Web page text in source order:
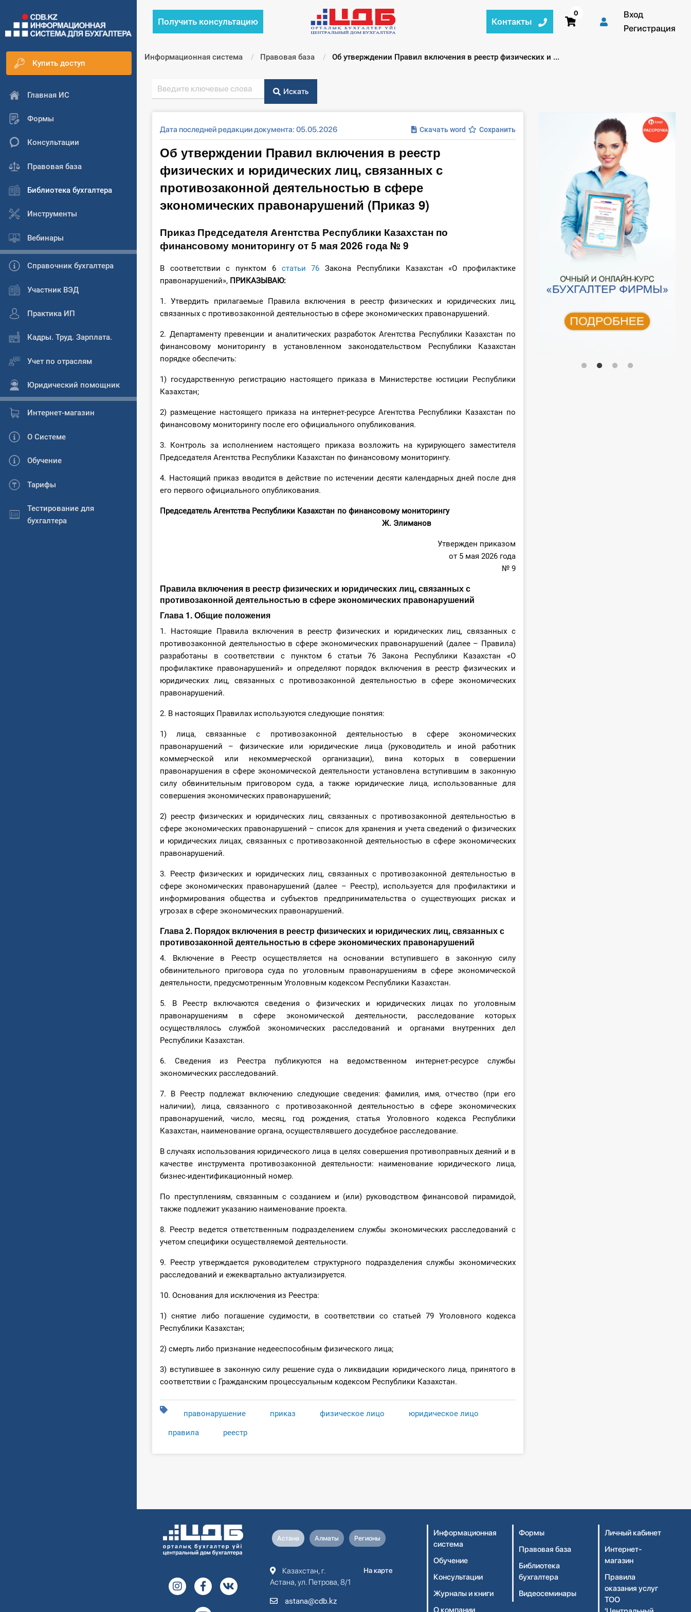
Купить доступ
Главная ИС
Формы
Консультации
Правовая база
Библиотека бухгалтера
Инструменты
Вебинары
Справочник бухгалтера
Участник ВЭД
Практика ИП
Кадры. Труд. Зарплата.
Учет по отраслям
Юридический помощник
Интернет-магазин
О Системе
Обучение
Тарифы
Тестирование для
бухгалтера
Получить консультацию Контакты
0
Вход
Регистрация
Информационная система Правовая база Текущий:
Об утверждении Правил включения в реестр физических и ...
Искать
Дата последней редакции документа: 05.05.2026 Скачать word Сохранить
Об утверждении Правил включения в реестр
физических и юридических лиц, связанных с
противозаконной деятельностью в сфере
экономических правонарушений (Приказ 9)
Приказ Председателя Агентства Республики Казахстан по
финансовому мониторингу от 5 мая 2026 года № 9
В соответствии с пунктом 6 статьи 76 Закона Республики Казахстан «О профилактике
правонарушений», ПРИКАЗЫВАЮ:
1. Утвердить прилагаемые Правила включения в реестр физических и юридических лиц,
связанных с противозаконной деятельностью в сфере экономических правонарушений.
2. Департаменту превенции и аналитических разработок Агентства Республики Казахстан по
финансовому мониторингу в установленном законодательством Республики Казахстан
порядке обеспечить:
1) государственную регистрацию настоящего приказа в Министерстве юстиции Республики
Казахстан;
2) размещение настоящего приказа на интернет-ресурсе Агентства Республики Казахстан по
финансовому мониторингу после его официального опубликования.
3. Контроль за исполнением настоящего приказа возложить на курирующего заместителя
Председателя Агентства Республики Казахстан по финансовому мониторингу.
4. Настоящий приказ вводится в действие по истечении десяти календарных дней после дня
его первого официального опубликования.
Председатель Агентства Республики Казахстан по финансовому мониторингу
Ж. Элиманов
Утвержден приказом
от 5 мая 2026 года
№ 9
Правила включения в реестр физических и юридических лиц, связанных с
противозаконной деятельностью в сфере экономических правонарушений
Глава 1. Общие положения
1. Настоящие Правила включения в реестр физических и юридических лиц, связанных с
противозаконной деятельностью в сфере экономических правонарушений (далее – Правила)
разработаны в соответствии с пунктом 6 статьи 76 Закона Республики Казахстан «О
профилактике правонарушений» и определяют порядок включения в реестр физических и
юридических лиц, связанных с противозаконной деятельностью в сфере экономических
правонарушений.
2. В настоящих Правилах используются следующие понятия:
1) лица, связанные с противозаконной деятельностью в сфере экономических
правонарушений – физические или юридические лица (руководитель и иной работник
коммерческой или некоммерческой организации), вина которых в совершении
правонарушения в сфере экономической деятельности установлена вступившим в законную
силу обвинительным приговором суда, а также юридические лица, использованные для
совершения экономических правонарушений;
2) реестр физических и юридических лиц, связанных с противозаконной деятельностью в
сфере экономических правонарушений – список для хранения и учета сведений о физических
и юридических лицах, связанных с противозаконной деятельностью в сфере экономических
правонарушений.
3. Реестр физических и юридических лиц, связанных с противозаконной деятельностью в
сфере экономических правонарушений (далее – Реестр), используется для профилактики и
информирования общества и субъектов предпринимательства о существующих рисках и
угрозах в сфере экономических правонарушений.
Глава 2. Порядок включения в реестр физических и юридических лиц, связанных с
противозаконной деятельностью в сфере экономических правонарушений
4. Включение в Реестр осуществляется на основании вступившего в законную силу
обвинительного приговора суда по уголовным правонарушениям в сфере экономической
деятельности, предусмотренным Уголовным кодексом Республики Казахстан.
5. В Реестр включаются сведения о физических и юридических лицах по уголовным
правонарушениям в сфере экономической деятельности, расследование которых
осуществлялось службой экономических расследований и органами внутренних дел
Республики Казахстан.
6. Сведения из Реестра публикуются на ведомственном интернет-ресурсе службы
экономических расследований.
7. В Реестр подлежат включению следующие сведения: фамилия, имя, отчество (при его
наличии), лица, связанного с противозаконной деятельностью в сфере экономических
правонарушений, число, месяц, год рождения, статья Уголовного кодекса Республики
Казахстан, наименование органа, осуществлявшего досудебное расследование.
В случаях использования юридического лица в целях совершения противоправных деяний и в
качестве инструмента противозаконной деятельности: наименование юридического лица,
бизнес-идентификационный номер.
По преступлениям, связанным с созданием и (или) руководством финансовой пирамидой,
также подлежит указанию наименование проекта.
8. Реестр ведется ответственным подразделением службы экономических расследований с
учетом специфики осуществляемой деятельности.
9. Реестр утверждается руководителем структурного подразделения службы экономических
расследований и ежеквартально актуализируется.
10. Основания для исключения из Реестра:
1) снятие либо погашение судимости, в соответствии со статьей 79 Уголовного кодекса
Республики Казахстан;
2) смерть либо признание недееспособным физического лица;
3) вступившее в законную силу решение суда о ликвидации юридического лица, принятого в
соответствии с Гражданским процессуальным кодексом Республики Казахстан.
правонарушение приказ физическое лицо юридическое лицо
правила реестр
Астана Алматы Регионы
Казахстан, г.
Астана, ул. Петрова, 8/1
astana@cdb.kz
На карте
Информационная
система
Обучение
Консультации
Журналы и книги
О компании
Формы
Правовая база
Библиотека
бухгалтера
Видеосеминары
Личный кабинет
Интернет-
магазин
Правила
оказания услуг
ТОО